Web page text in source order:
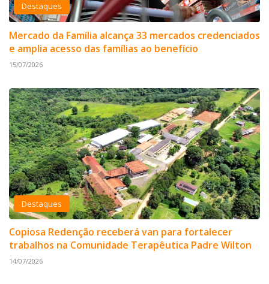
Destaques
Mercado da Família alcança 33 mercados credenciados
e amplia acesso das famílias ao benefício
15/07/2026
Destaques
Copiosa Redenção receberá van para fortalecer
trabalhos na Comunidade Terapêutica Padre Wilton
14/07/2026